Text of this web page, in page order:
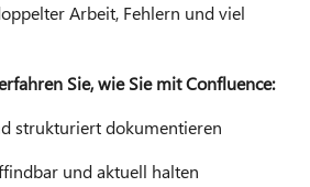
Arbeit, Fehlern und viel
Sie, wie Sie mit Confluence:
strukturiert dokumentieren
und aktuell halten